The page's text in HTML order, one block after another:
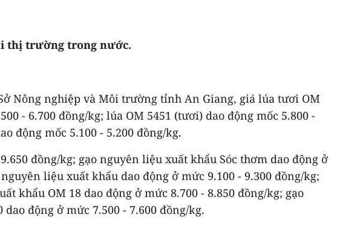
thị trường trong nước.
Nông nghiệp và Môi trường tỉnh An Giang, giá lúa tươi OM
- 6.700 đồng/kg; lúa OM 5451 (tươi) dao động mốc 5.800 -
động mốc 5.100 - 5.200 đồng/kg.
đồng/kg; gạo nguyên liệu xuất khẩu Sóc thơm dao động ở
liệu xuất khẩu dao động ở mức 9.100 - 9.300 đồng/kg;
khẩu OM 18 dao động ở mức 8.700 - 8.850 đồng/kg; gạo
động ở mức 7.500 - 7.600 đồng/kg.